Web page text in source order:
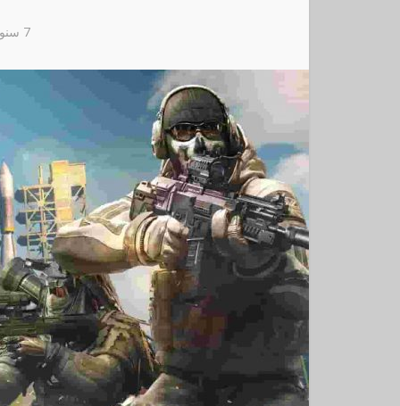
7 سنوات ago